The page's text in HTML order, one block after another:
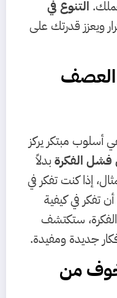
التنوع في
ويعزز قدرتك على
العصف
أسلوب مبتكر يركز
فشل الفكرةبدلاً
إذا كنت تفكر في
تفكر في كيفية
ستكتشف
جديدة ومفيدة.
من